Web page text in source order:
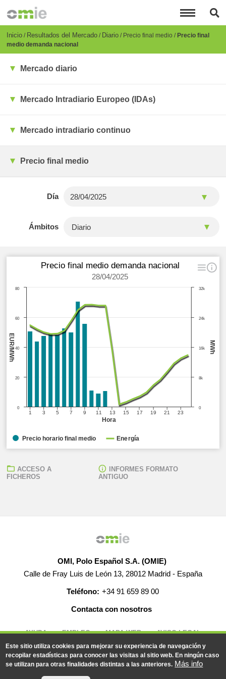
principal
Breadcrumb
Inicio Resultados del Mercado Diario Precio final medio Precio final
medio demanda nacional
Mercado diario
Mercado Intradiario Europeo (IDAs)
Mercado intradiario continuo
Precio final medio
Día
Ámbitos
Hora
MWh
EUR/MWh
Precio final medio demanda nacional
28/04/2025
1 3 5 7 9 11 13 15 17 19 21 23
0
8k
16k
24k
32k
0
20
40
60
80
Precio horario final medio Energía
ACCESO A
FICHEROS
INFORMES FORMATO
ANTIGUO
OMI, Polo Español S.A. (OMIE)
Calle de Fray Luis de León 13, 28012 Madrid - España
Teléfono: +34 91 659 89 00
Contacta con nosotros
© 2019-2026 - Todos los derechos reservados
AYUDA EMPLEO MAPA WEB AVISO LEGAL
Este sitio utiliza cookies para mejorar su experiencia de navegación y
recopilar estadísticas para conocer las visitas al sitio web. En ningún caso
se utilizan para otras finalidades distintas a las anteriores. Más info